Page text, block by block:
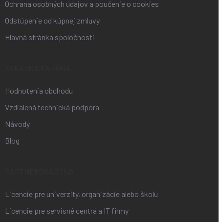
Ochrana osobných údajov a poučenie o cookies
Odstúpenie od kúpnej zmluvy
Hlavná stránka spoločnosti
Hodnotenia obchodu
Vzdialená technická podpora
Návody
Blog
Licencie pre univerzity, organizácie alebo školu
Licencie pre servisné centrá a IT firmy